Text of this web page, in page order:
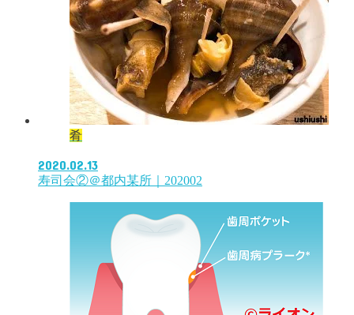
肴
2020.02.13
寿司会②＠都内某所｜202002